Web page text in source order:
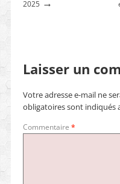
2025→
Laisser un
Votre adresse e-mail ne
obligatoires sont indiqués
Commentaire *